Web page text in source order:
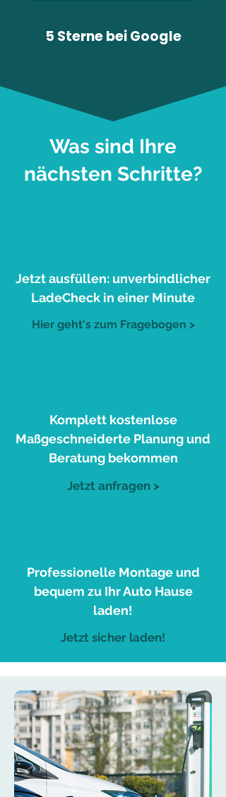
5 Sterne beiGoogle
Was sind Ihre
nächsten Schritte?
Jetzt ausfüllen: unverbindlicher
LadeCheck in einer Minute
Hier geht's zum Fragebogen >
Komplett kostenlose
Maßgeschneiderte Planung und
Beratung bekommen
Jetzt anfragen >
Professionelle Montage und
bequem zu Ihr Auto Hause
laden!
Jetzt sicher laden!